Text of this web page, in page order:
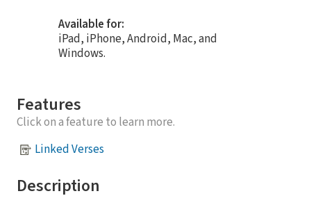
Available for:
iPad, iPhone, Android, Mac, and
Windows.
Features
Click on a feature to learn more.
Linked Verses
Description